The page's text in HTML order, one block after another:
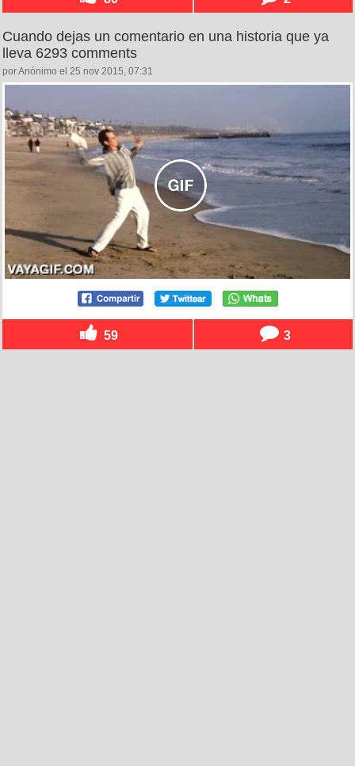
Cuando dejas un comentario en una historia que ya
lleva 6293 comments
por Anónimo el 25 nov 2015, 07:31
59 3